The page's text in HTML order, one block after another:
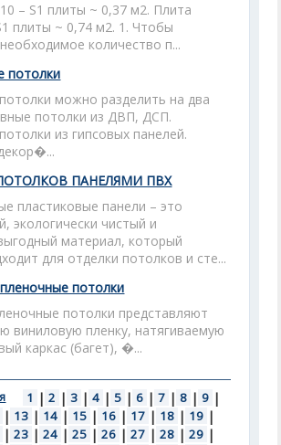
– S1 плиты ~ 0,37 м2. Плита
плиты ~ 0,74 м2. 1. Чтобы
количество п...
потолки
можно разделить на два
потолки из ДВП, ДСП.
из гипсовых панелей.
ПАНЕЛЯМИ ПВХ
пластиковые панели – это
экологически чистый и
материал, который
для отделки потолков и сте...
потолки
потолки представляют
виниловую пленку, натягиваемую
каркас (багет), �...
1 | 2 | 3 | 4 | 5 | 6 | 7 | 8 | 9 |
| 13 | 14 | 15 | 16 | 17 | 18 | 19 |
| 23 | 24 | 25 | 26 | 27 | 28 | 29 |